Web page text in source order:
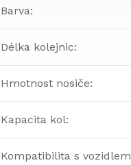
Barva:
Délka kolejnic:
Hmotnost nosiče:
Kapacita kol:
Kompatibilita s vozidlem